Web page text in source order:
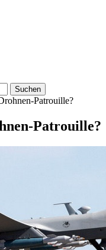
Patrouille?
Patrouille?